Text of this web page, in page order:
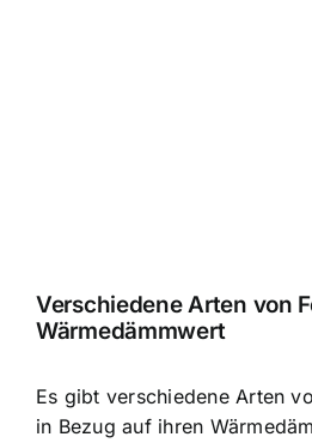
Verschiedene Arten von
Wärmedämmwert
Es gibt verschiedene Arten
in Bezug auf ihren